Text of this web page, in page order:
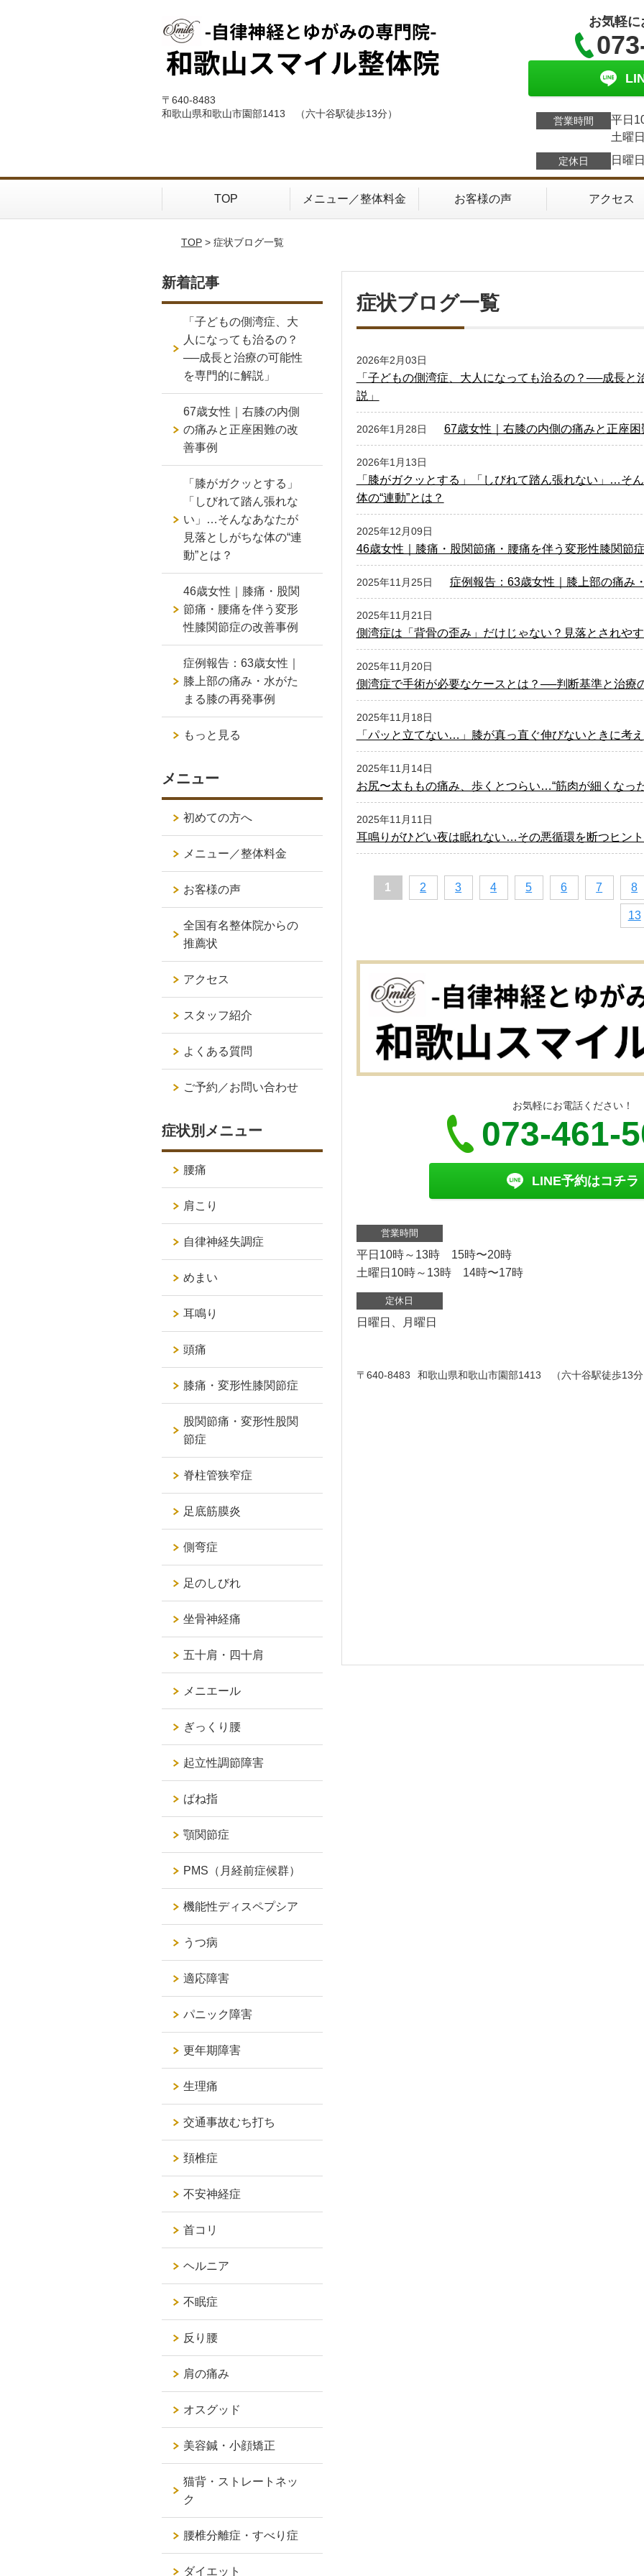
〒640-8483
和歌山県和歌山市園部1413 （六十谷駅徒歩13分）
お気軽
営業時間
平日
土曜
定休日 日曜
TOP メニュー／整体料金 お客様の声 アクセス
TOP> 症状ブログ一覧
症状ブログ一覧
2026年2月03日
「子どもの側湾症、大人になっても治るの？──成長と
説」
2026年1月28日 67歳女性｜右膝の内側の痛みと正座
2026年1月13日
「膝がガクッとする」「しびれて踏ん張れない」…そ
体の“連動”とは？
2025年12月09日
46歳女性｜膝痛・股関節痛・腰痛を伴う変形性膝関節
2025年11月25日 症例報告：63歳女性｜膝上部の痛み
2025年11月21日
側湾症は「背骨の歪み」だけじゃない？見落とされや
2025年11月20日
側湾症で手術が必要なケースとは？──判断基準と治療
2025年11月18日
「パッと立てない…」膝が真っ直ぐ伸びないときに考
2025年11月14日
お尻〜太ももの痛み、歩くとつらい…“筋肉が細くなっ
2025年11月11日
耳鳴りがひどい夜は眠れない…その悪循環を断つヒント
1 2 3 4 5 6 7 8
13
お気軽にお電話ください！
073-461-
LINE予約はコチラ
営業時間
平日10時～13時 15時〜20時
土曜日10時～13時 14時〜17時
定休日
日曜日、月曜日
〒640-8483 和歌山県和歌山市園部1413 （六十谷駅徒歩13
新着記事
「子どもの側湾症、大
人になっても治るの？
──成長と治療の可能性
を専門的に解説」
67歳女性｜右膝の内側
の痛みと正座困難の改
善事例
「膝がガクッとする」
「しびれて踏ん張れな
い」…そんなあなたが
見落としがちな体の“連
動”とは？
46歳女性｜膝痛・股関
節痛・腰痛を伴う変形
性膝関節症の改善事例
症例報告：63歳女性｜
膝上部の痛み・水がた
まる膝の再発事例
もっと見る
メニュー
初めての方へ
メニュー／整体料金
お客様の声
全国有名整体院からの
推薦状
アクセス
スタッフ紹介
よくある質問
ご予約／お問い合わせ
症状別メニュー
腰痛
肩こり
自律神経失調症
めまい
耳鳴り
頭痛
膝痛・変形性膝関節症
股関節痛・変形性股関
節症
脊柱管狭窄症
足底筋膜炎
側弯症
足のしびれ
坐骨神経痛
五十肩・四十肩
メニエール
ぎっくり腰
起立性調節障害
ばね指
顎関節症
PMS（月経前症候群）
機能性ディスペプシア
うつ病
適応障害
パニック障害
更年期障害
生理痛
交通事故むち打ち
頚椎症
不安神経症
首コリ
ヘルニア
不眠症
反り腰
肩の痛み
オスグッド
美容鍼・小顔矯正
猫背・ストレートネッ
ク
腰椎分離症・すべり症
ダイエット